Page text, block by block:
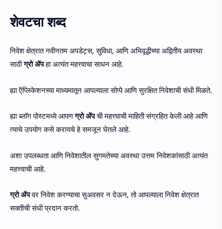
शेवटचा शब्द
निवेश क्षेत्रात नवीनतम अपडेट्स, सुविधा, आणि अभिवृद्धीच्या अद्वितीय अवस्था
साठीग्रो ॲपहा अत्यंत महत्त्वाचा साधन आहे.
ह्या ऍप्लिकेशनच्या माध्यमातून आपल्याला सोप्पे आणि सुरक्षित निवेशाची संधी मिळते.
ह्या ब्लॉग पोस्टमध्ये आपणग्रो ॲपची महत्त्वाची माहिती संग्रहित केली आहे आणि
त्याचे उपयोग कसे करायचे हे समजून घेतले आहे.
अशा उपलब्धता आणि निवेशातील सुगमतेच्या अवस्था उत्तम निवेशकांसाठी अत्यंत
महत्त्वाची आहे.
ग्रो ॲपवर निवेश करण्याचा सुअवसर न देऊन, तो आपल्याला निवेश क्षेत्रात
सक्तीची संधी प्रदान करतो.